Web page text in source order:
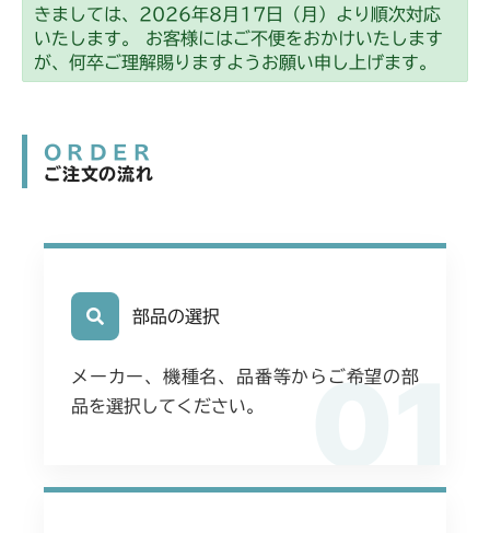
きましては、2026年8月17日（月）より順次対応
いたします。 お客様にはご不便をおかけいたします
が、何卒ご理解賜りますようお願い申し上げます。
ORDER
ご注文の流れ
01
部品の選択
メーカー、機種名、品番等からご希望の部
品を選択してください。